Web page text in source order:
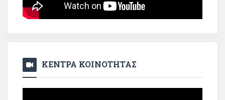
ΚΕΝΤΡΑ ΚΟΙΝΟΤΗΤΑΣ